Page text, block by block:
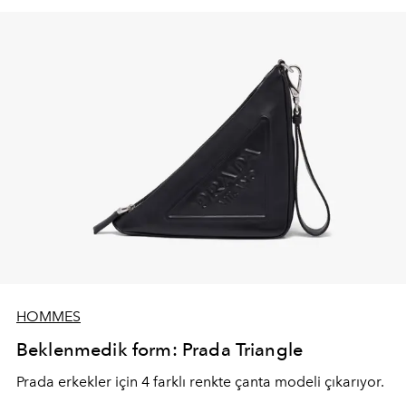
HOMMES
Beklenmedik form: Prada Triangle
Prada erkekler için 4 farklı renkte çanta modeli çıkarıyor.